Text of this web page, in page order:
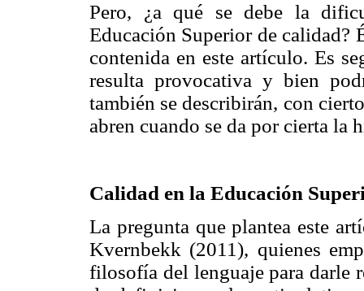
Pero, ¿a qué se debe la
Educación Superior de calidad?
contenida en este artículo. Es
resulta provocativa y bien
también se describirán, con
abren cuando se da por cierta la
Calidad en la Educación
La pregunta que plantea este
Kvernbekk (2011), quienes
filosofía del lenguaje para darle